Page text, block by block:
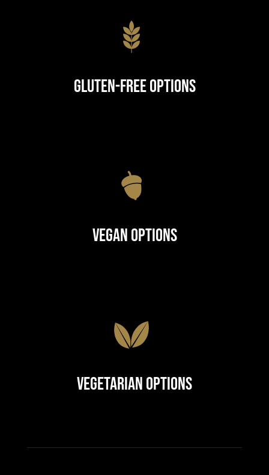
Gluten-Free Options
Vegan Options
Vegetarian Options